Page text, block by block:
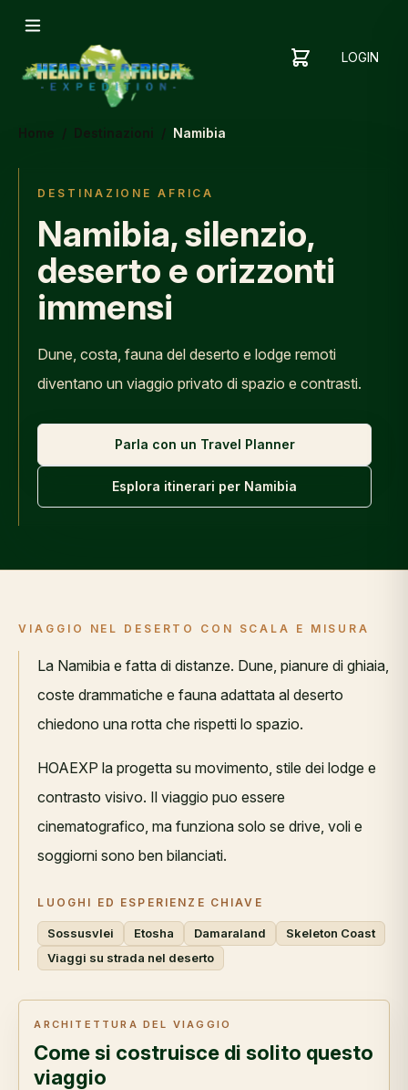
YOUR
CART TO
GET
STARTED
LOGIN
Home / Destinazioni / Namibia
DESTINAZIONE AFRICA
Namibia, silenzio,
deserto e orizzonti
immensi
Dune, costa, fauna del deserto e lodge remoti
diventano un viaggio privato di spazio e contrasti.
Parla con un Travel Planner
Esplora itinerari per Namibia
VIAGGIO NEL DESERTO CON SCALA E MISURA
La Namibia e fatta di distanze. Dune, pianure di ghiaia,
coste drammatiche e fauna adattata al deserto
chiedono una rotta che rispetti lo spazio.
HOAEXP la progetta su movimento, stile dei lodge e
contrasto visivo. Il viaggio puo essere
cinematografico, ma funziona solo se drive, voli e
soggiorni sono ben bilanciati.
LUOGHI ED ESPERIENZE CHIAVE
Sossusvlei Etosha Damaraland
Skeleton Coast
Viaggi su strada nel deserto
ARCHITETTURA DEL VIAGGIO
Come si costruisce di solito questo
viaggio